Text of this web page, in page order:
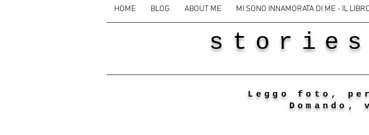
HOME BLOG ABOUT ME MI SONO INNAMORATA DI ME - IL
Leggo foto,